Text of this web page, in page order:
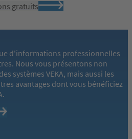
gratuits
d'informations professionnelles
Nous vous présentons non
systèmes VEKA, mais aussi les
avantages dont vous bénéficiez